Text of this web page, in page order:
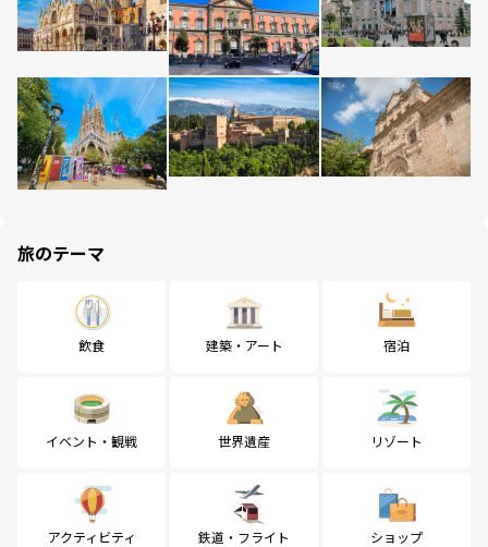
旅のテーマ
飲食 建築・アート 宿泊
イベント・観戦 世界遺産 リゾート
アクティビティ 鉄道・フライト ショップ